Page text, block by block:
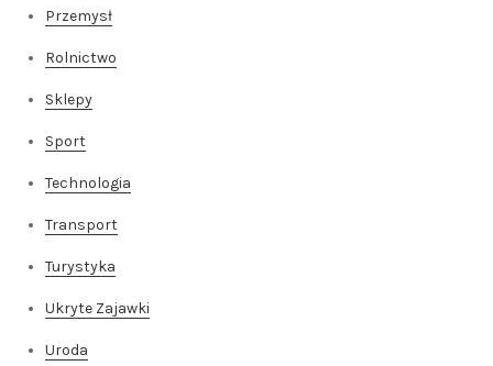
Przemysł
Rolnictwo
Sklepy
Sport
Technologia
Transport
Turystyka
Ukryte Zajawki
Uroda